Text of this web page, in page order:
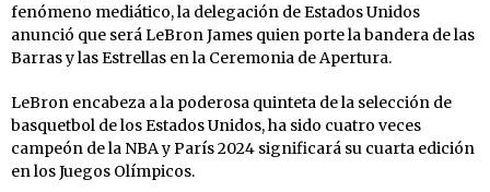
fenómeno mediático, la delegación de Estados Unidos
anunció que será LeBron James quien porte la bandera de las
Barras y las Estrellas en la Ceremonia de Apertura.
LeBron encabeza a la poderosa quinteta de la selección de
basquetbol de los Estados Unidos, ha sido cuatro veces
campeón de la NBA y París 2024 significará su cuarta edición
en los Juegos Olímpicos.